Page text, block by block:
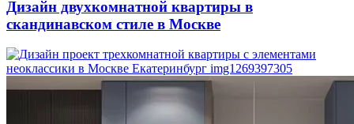
Дизайн двухкомнатной квартиры в
скандинавском стиле в Москве